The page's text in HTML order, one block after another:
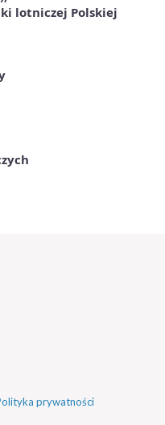
lotniczej Polskiej
prywatności